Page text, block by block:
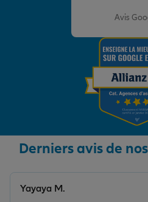
Avis
Derniers avis de
Yayaya M.